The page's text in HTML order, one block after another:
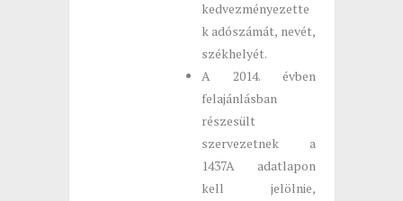
kedvezményezette
k adószámát, nevét,
székhelyét.
A 2014. évben
felajánlásban
részesült
szervezetnek a
1437A adatlapon
kell jelölnie,